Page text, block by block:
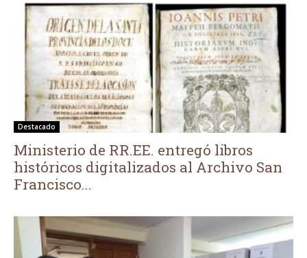
Destacado
Ministerio de RR.EE. entregó libros
históricos digitalizados al Archivo San
Francisco...